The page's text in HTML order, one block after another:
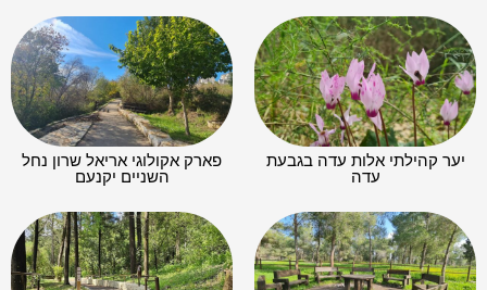
יער קהילתי אלות עדה בגבעת
עדה
פארק אקולוגי אריאל שרון נחל
השניים יקנעם